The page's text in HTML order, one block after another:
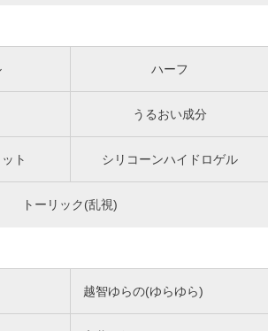
ハーフ
うるおい成分
ト シリコーンハイドロゲル
トーリック(乱視)
越智ゆらの(ゆらゆら)